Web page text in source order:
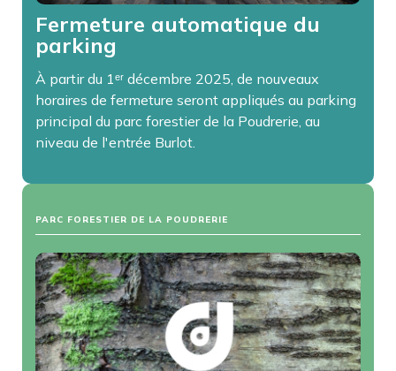
Fermeture automatique du
parking
À partir du 1ᵉʳ décembre 2025, de nouveaux
horaires de fermeture seront appliqués au parking
principal du parc forestier de la Poudrerie, au
niveau de l'entrée Burlot.
PARC FORESTIER DE LA POUDRERIE